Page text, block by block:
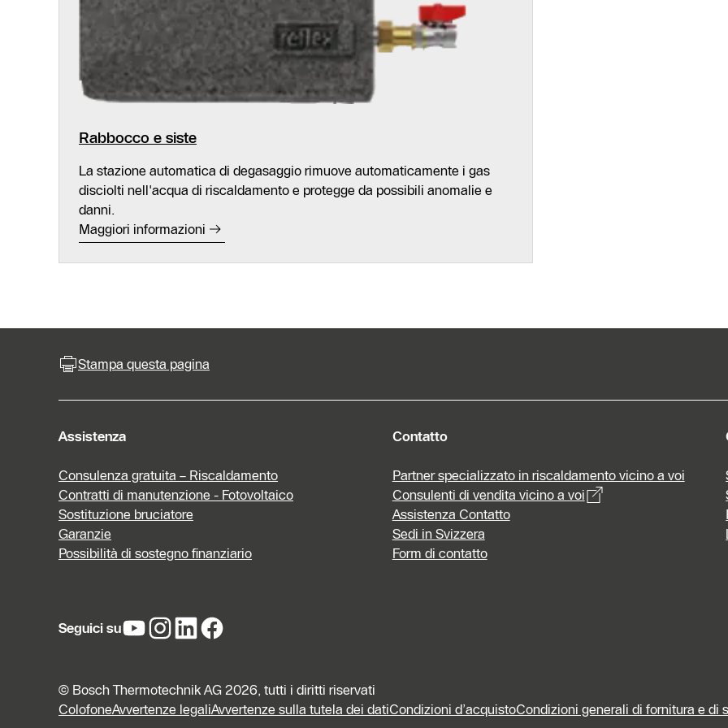
Rabbocco e siste
La stazione automatica di degasaggio rimuove automaticamente i gas
disciolti nell'acqua di riscaldamento e protegge da possibili anomalie e
danni.
Maggiori informazioni
Stampa questa pagina
Assistenza
Consulenza gratuita – Riscaldamento
Contratti di manutenzione - Fotovoltaico
Sostituzione bruciatore
Garanzie
Possibilità di sostegno finanziario
Contatto
Partner specializzato in riscaldamento vicino a voi
Consulenti di vendita vicino a voi
Assistenza Contatto
Sedi in Svizzera
Form di contatto
Seguici su
© Bosch Thermotechnik AG 2026, tutti i diritti riservati
ColofoneAvvertenze legaliAvvertenze sulla tutela dei datiCondizioni d’acquistoCondizioni generali di fornitura e di